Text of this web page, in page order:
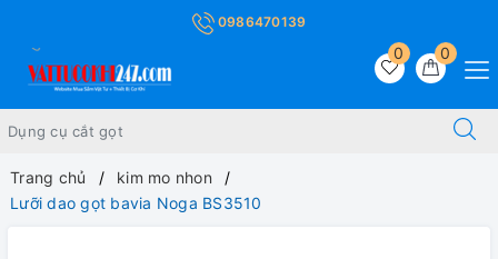
0986470139
0
0
Trang chủ
kim mo nhon
Lưỡi dao gọt bavia Noga BS3510